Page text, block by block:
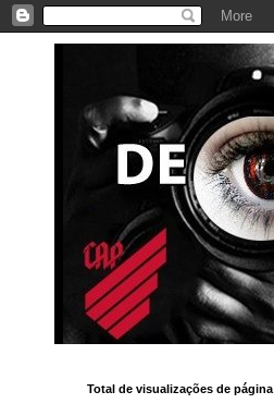
Total de visualizações de página